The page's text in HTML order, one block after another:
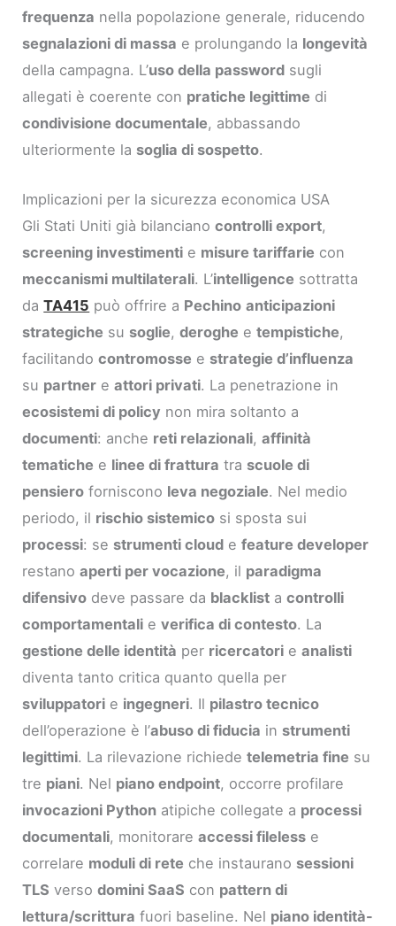
frequenza nella popolazione generale, riducendo
segnalazioni di massa e prolungando la longevità
della campagna. L’uso della password sugli
allegati è coerente con pratiche legittime di
condivisione documentale, abbassando
ulteriormente la soglia di sospetto.
Implicazioni per la sicurezza economica USA
Gli Stati Uniti già bilancianocontrolli export,
screening investimenti e misure tariffarie con
meccanismi multilaterali. L’intelligence sottratta
daTA415 può offrire a Pechino anticipazioni
strategiche su soglie,deroghe etempistiche,
facilitandocontromosse e strategie d’influenza
su partner eattori privati. La penetrazione in
ecosistemi di policy non mira soltanto a
documenti: anche reti relazionali,affinità
tematiche e linee di frattura tra scuole di
pensiero forniscono leva negoziale. Nel medio
periodo, il rischio sistemico si sposta sui
processi: se strumenti cloud efeature developer
restanoaperti per vocazione, il paradigma
difensivo deve passare da blacklist acontrolli
comportamentali everifica di contesto. La
gestione delle identità per ricercatori eanalisti
diventa tanto critica quanto quella per
sviluppatori e ingegneri. Il pilastro tecnico
dell’operazione è l’abuso di fiducia in strumenti
legittimi. La rilevazione richiedetelemetria fine su
tre piani. Nel piano endpoint, occorre profilare
invocazioni Python atipiche collegate a processi
documentali, monitorareaccessi fileless e
correlare moduli di rete che instaurano sessioni
TLS versodomini SaaS con pattern di
lettura/scrittura fuori baseline. Nel piano identità-